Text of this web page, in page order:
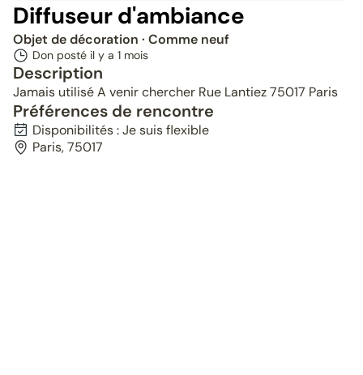
Diffuseur d'ambiance
Objet de décoration · Comme neuf
Don posté il y a 1 mois
Description
Jamais utilisé A venir chercher Rue Lantiez 75017 Paris
Préférences de rencontre
Disponibilités : Je suis flexible
Paris, 75017